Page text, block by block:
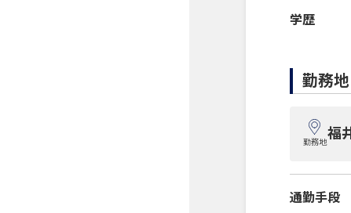
学歴
勤務地
勤務地福
通勤手段